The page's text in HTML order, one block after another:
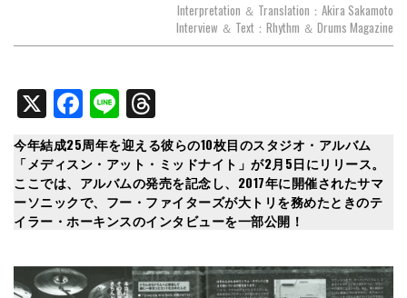
Interpretation ＆ Translation：Akira Sakamoto
Interview ＆ Text：Rhythm ＆ Drums Magazine
X Facebook
Line
今年結成25周年を迎える彼らの10枚目のスタジオ・アルバム
「メディスン・アット・ミッドナイト」が2月5日にリリース。
ここでは、アルバムの発売を記念し、2017年に開催されたサマ
ーソニックで、フー・ファイターズが大トリを務めたときのテ
イラー・ホーキンスのインタビューを一部公開！